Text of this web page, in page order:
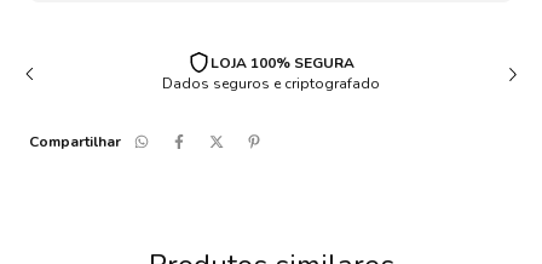
LOJA 100% SEGURA
Dados seguros e criptografado
Compartilhar